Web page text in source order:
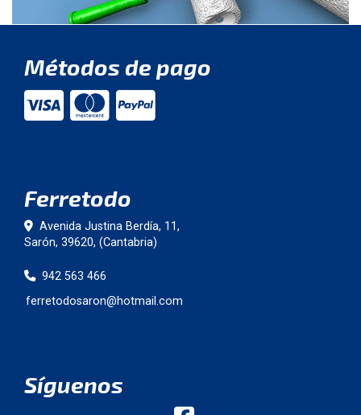
Métodos de pago
Ferretodo
Avenida Justina Berdía, 11,
Sarón, 39620, (Cantabria)
942 563 466
ferretodosaron
hotmail.com
Síguenos